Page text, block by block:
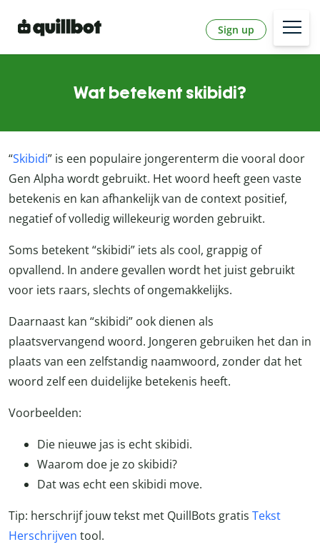
Sign up
Wat betekent skibidi?
“Skibidi” is een populaire jongerenterm die vooral door
Gen Alpha wordt gebruikt. Het woord heeft geen vaste
betekenis en kan afhankelijk van de context positief,
negatief of volledig willekeurig worden gebruikt.
Soms betekent “skibidi” iets als cool, grappig of
opvallend. In andere gevallen wordt het juist gebruikt
voor iets raars, slechts of ongemakkelijks.
Daarnaast kan “skibidi” ook dienen als
plaatsvervangend woord. Jongeren gebruiken het dan in
plaats van een zelfstandig naamwoord, zonder dat het
woord zelf een duidelijke betekenis heeft.
Voorbeelden:
Die nieuwe jas is echt skibidi.
Waarom doe je zo skibidi?
Dat was echt een skibidi move.
Tip: herschrijf jouw tekst met QuillBots gratis Tekst
Herschrijven tool.